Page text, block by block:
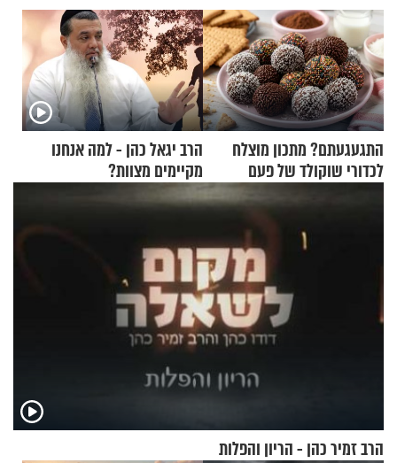
התגעגעתם? מתכון מוצלח
לכדורי שוקולד של פעם
הרב יגאל כהן - למה אנחנו
מקיימים מצוות?
הרב זמיר כהן - הריון והפלות